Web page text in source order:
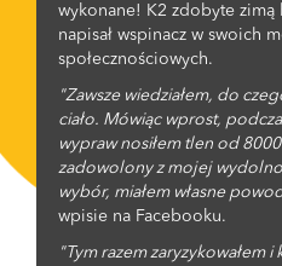
wykonane! K2 zdobyte
napisał wspinacz w swoich
społecznościowych.
"Zawsze wiedziałem, do
ciało. Mówiąc wprost,
wypraw nosiłem tlen od
zadowolony z mojej
wybór, miałem własne
wpisie na Facebooku.
"Tym razem zaryzykowałem